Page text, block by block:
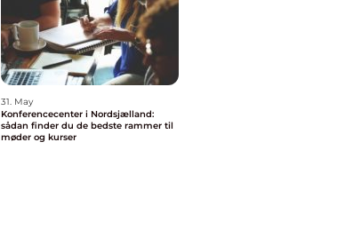
31. May
Konferencecenter i Nordsjælland:
sådan finder du de bedste rammer til
møder og kurser